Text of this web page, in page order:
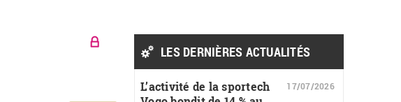
LES DERNIÈRES ACTUALITÉS
L’activité de la sportech
17/07/2026